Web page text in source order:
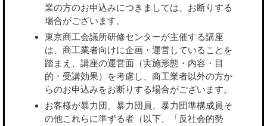
業の方のお申込みにつきましては、お断りする
場合がございます。
東京商工会議所研修センターが主催する講座
は、商工業者向けに企画・運営していることを
踏まえ、講座の運営面（実施形態・内容・目
的・受講効果）を考慮し、商工業者以外の方か
らのお申込みをお断りする場合がございます。
お客様が暴力団、暴力団員、暴力団準構成員そ
の他これらに準ずる者（以下、「反社会的勢